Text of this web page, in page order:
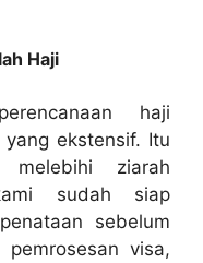
Haji
haji
ekstensif. Itu
melebihi ziarah
sudah siap
sebelum
visa,